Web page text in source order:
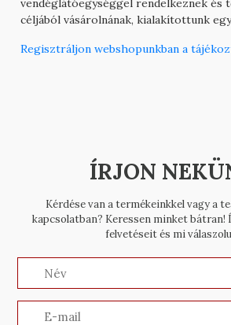
vendéglátóegységgel rendelkeznek és
céljából vásárolnának, kialakítottunk
Regisztráljon webshopunkban a
ÍRJON
Kérdése van a termékeinkkel vagy a
kapcsolatban? Keressen minket bátran!
felvetéseit és mi